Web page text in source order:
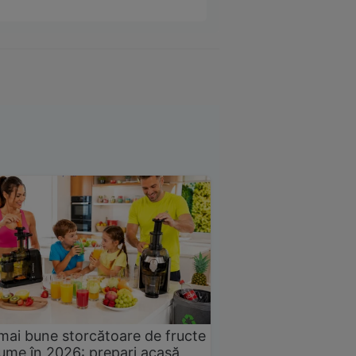
bune storcătoare de fructe
în 2026: prepari acasă